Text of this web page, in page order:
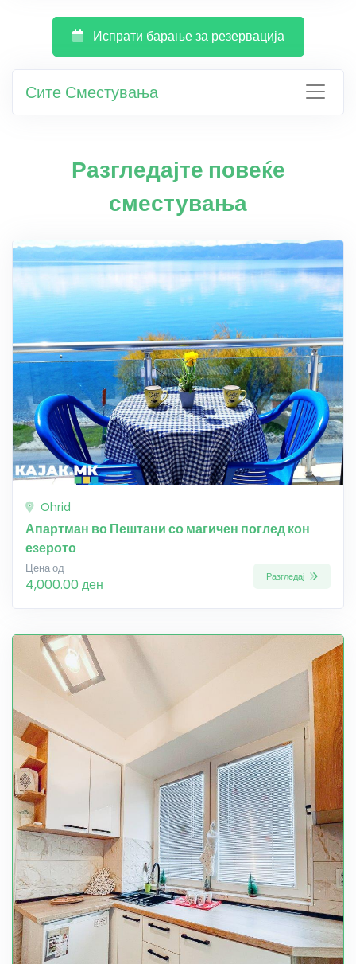
Испрати барање за резервација
Сите Сместувања
Разгледајте повеќе
сместувања
Ohrid
Апартман во Пештани со магичен поглед кон
езерото
Цена од
4,000.00 ден Разгледај